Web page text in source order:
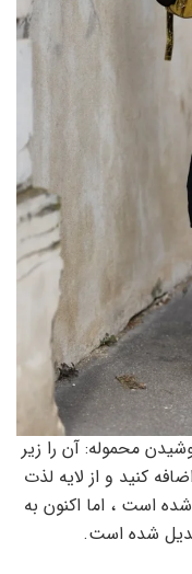
محموله: آن را زیر
کنید و از لایه لذت
شده است ، اما اکنون به
شده است.